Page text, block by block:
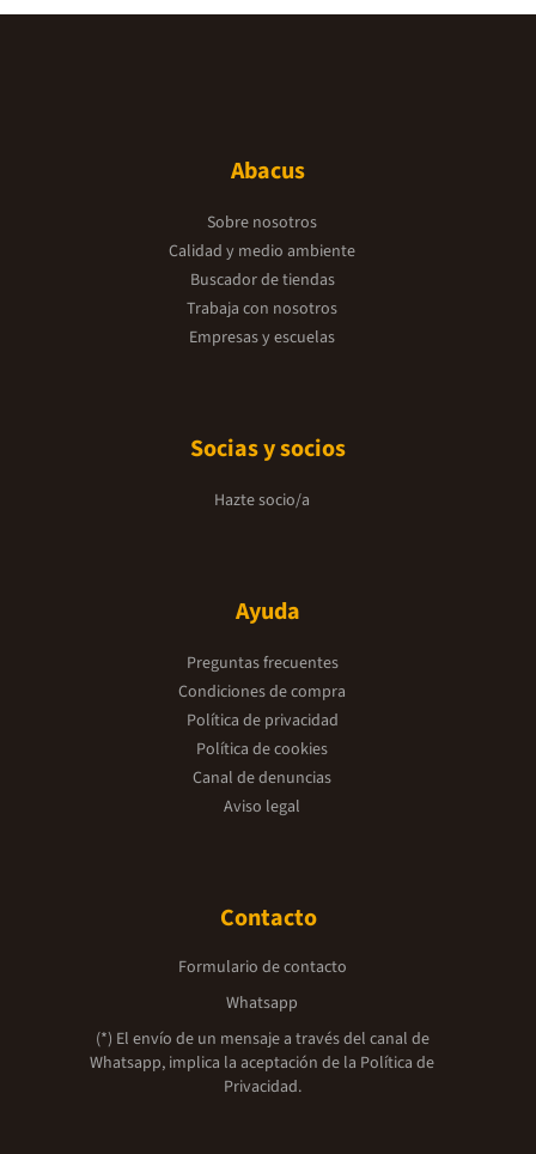
Abacus
Sobre nosotros
Calidad y medio ambiente
Buscador de tiendas
Trabaja con nosotros
Empresas y escuelas
Socias y socios
Hazte socio/a
Ayuda
Preguntas frecuentes
Condiciones de compra
Política de privacidad
Política de cookies
Canal de denuncias
Aviso legal
Contacto
Formulario de contacto
Whatsapp
(*) El envío de un mensaje a través del canal de
Whatsapp, implica la aceptación de la Política de
Privacidad.